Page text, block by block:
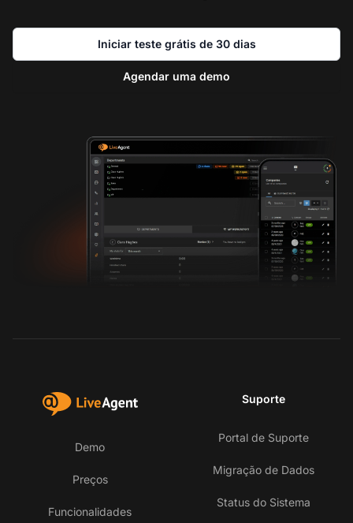
Iniciar teste grátis de 30 dias
Agendar uma demo
Demo
Preços
Funcionalidades
Suporte
Portal de Suporte
Migração de Dados
Status do Sistema